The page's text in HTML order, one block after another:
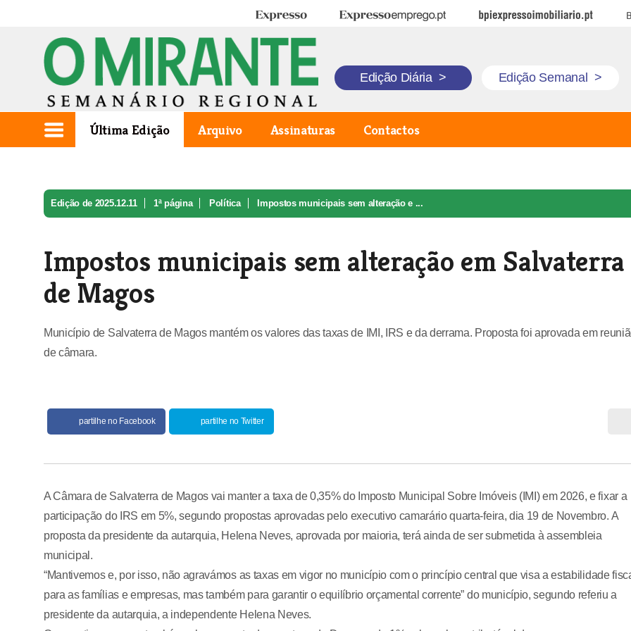
Expresso Expresso Emprego BPI Expresso Imobiliário
Edição Diária > Edição Semanal >
Última Edição Arquivo Assinaturas Contactos
Edição de 2025.12.11 1ª página Política Impostos municipais sem alteração e ...
Impostos municipais sem alteração em Salvaterra
de Magos
Município de Salvaterra de Magos mantém os valores das taxas de IMI, IRS e da derrama. Proposta foi aprovada em
de câmara.
partilhe no Facebook partilhe no Twitter
A Câmara de Salvaterra de Magos vai manter a taxa de 0,35% do Imposto Municipal Sobre Imóveis (IMI) em 2026, e fixar a
participação do IRS em 5%, segundo propostas aprovadas pelo executivo camarário quarta-feira, dia 19 de Novembro. A
proposta da presidente da autarquia, Helena Neves, aprovada por maioria, terá ainda de ser submetida à assembleia
municipal.
“Mantivemos e, por isso, não agravámos as taxas em vigor no município com o princípio central que visa a estabilidade
para as famílias e empresas, mas também para garantir o equilíbrio orçamental corrente” do município, segundo referiu a
presidente da autarquia, a independente Helena Neves.